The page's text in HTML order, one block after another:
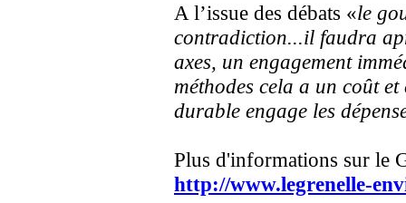
A l’issue des débats «le
contradiction...il faudra
axes, un engagement
méthodes cela a un coût
durable engage les
Plus d'informations sur le
http://www.legrenelle-